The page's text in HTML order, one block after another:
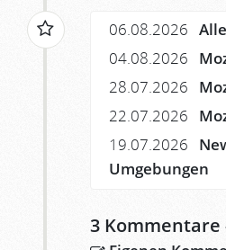
06.08.2026
04.08.2026
28.07.2026
22.07.2026
19.07.2026
Umgebungen
3 Kommentare